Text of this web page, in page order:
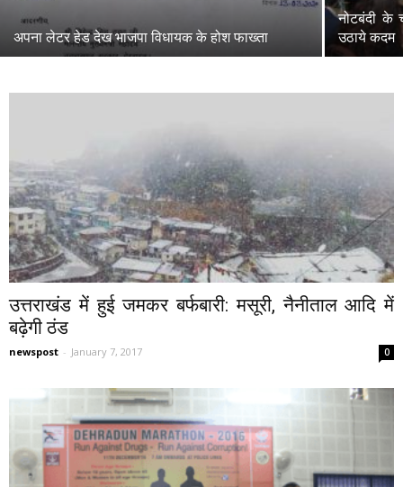
अपना लेटर हेड देख भाजपा विधायक के होश फाख्ता
नोटबंदी के
उठाये कदम
उत्तराखंड में हुई जमकर बर्फबारी: मसूरी, नैनीताल आदि में
बढ़ेगी ठंड
newspost - January 7, 2017 0